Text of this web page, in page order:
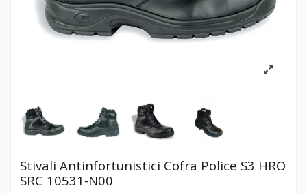
Stivali Antinfortunistici Cofra Police S3 HRO
SRC 10531-N00